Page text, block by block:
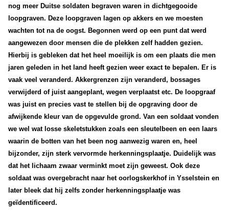
nog meer Duitse soldaten begraven waren in dichtgegooide
loopgraven. Deze loopgraven lagen op akkers en we moesten
wachten tot na de oogst. Begonnen werd op een punt dat werd
aangewezen door mensen die de plekken zelf hadden gezien.
Hierbij is gebleken dat het heel moeilijk is om een plaats die men
jaren geleden in het land heeft gezien weer exact te bepalen. Er is
vaak veel veranderd. Akkergrenzen zijn veranderd, bossages
verwijderd of juist aangeplant, wegen verplaatst etc. De loopgraaf
was juist en precies vast te stellen bij de opgraving door de
afwijkende kleur van de opgevulde grond. Van een soldaat vonden
we wel wat losse skeletstukken zoals een sleutelbeen en een laars
waarin de botten van het been nog aanwezig waren en, heel
bijzonder, zijn sterk vervormde herkenningsplaatje. Duidelijk was
dat het lichaam zwaar verminkt moet zijn geweest. Ook deze
soldaat was overgebracht naar het oorlogskerkhof in Ysselstein en
later bleek dat hij zelfs zonder herkenningsplaatje was
geïdentificeerd.